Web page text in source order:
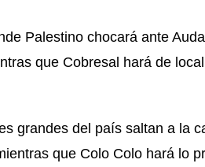
Palestino chocará ante
que Cobresal hará de
grandes del país saltan a la
que Colo Colo hará lo